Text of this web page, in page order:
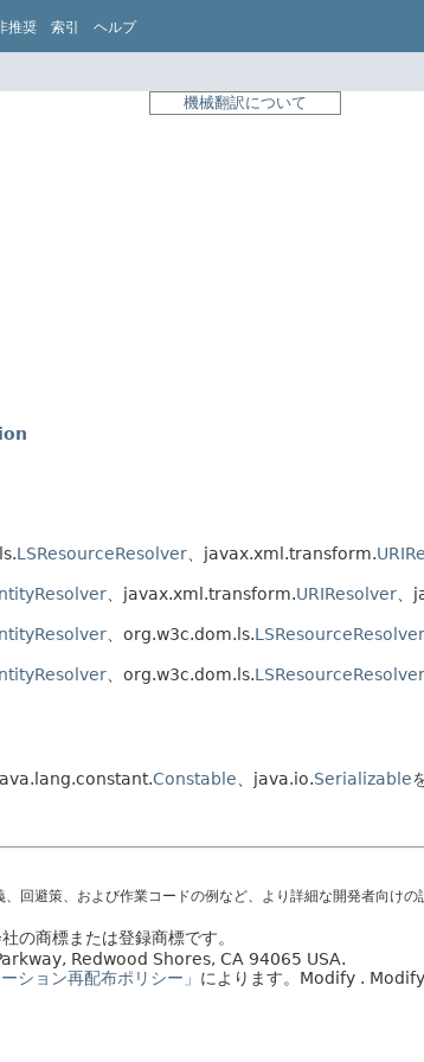
推奨 索引 ヘルプ
機械翻訳について
LSResourceResolver、javax.xml.transform.
、javax.xml.transform.URIResolver、
、org.w3c.dom.ls.LSResourceResolver
、org.w3c.dom.ls.LSResourceResolver
Constable、java.io.Serializable
回避策、および作業コードの例など、より詳細な開発者向けの
の商標または登録商標です。
Redwood Shores, CA 94065 USA.
ション再配布ポリシー」 によります。 Modify . Modify